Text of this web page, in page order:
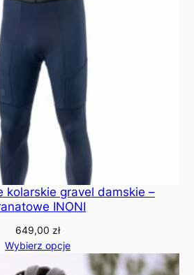
kolarskie gravel damskie –
INONI
649,00 zł
Wybierz opcje